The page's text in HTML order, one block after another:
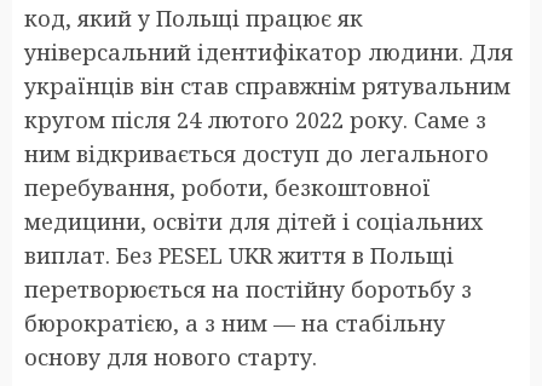
код, який у Польщі працює як
універсальний ідентифікатор людини. Для
українців він став справжнім рятувальним
кругом після 24 лютого 2022 року. Саме з
ним відкривається доступ до легального
перебування, роботи, безкоштовної
медицини, освіти для дітей і соціальних
виплат. Без PESEL UKR життя в Польщі
перетворюється на постійну боротьбу з
бюрократією, а з ним — на стабільну
основу для нового старту.